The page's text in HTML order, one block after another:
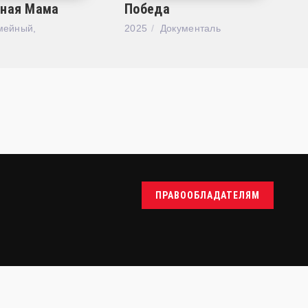
Мама Победа
2025 Документаль
ПРАВООБЛАДАТЕЛЯМ